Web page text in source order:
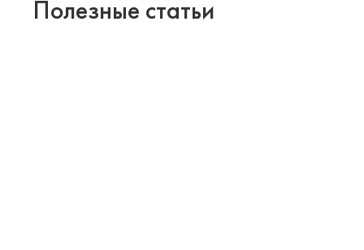
Полезные статьи